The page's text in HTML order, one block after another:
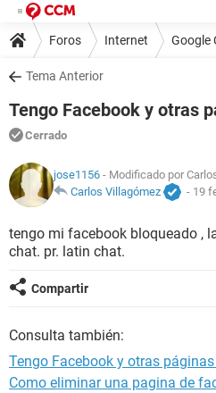
Foros Internet Google
Tema Anterior
Tengo Facebook y otras
Cerrado
jose1156 - Modificado por
Carlos Villagómez
- 19
tengo mi facebook bloqueado ,
chat. pr. latin chat.
Compartir
Consulta también:
Tengo Facebook y otras
Como eliminar una pagina de